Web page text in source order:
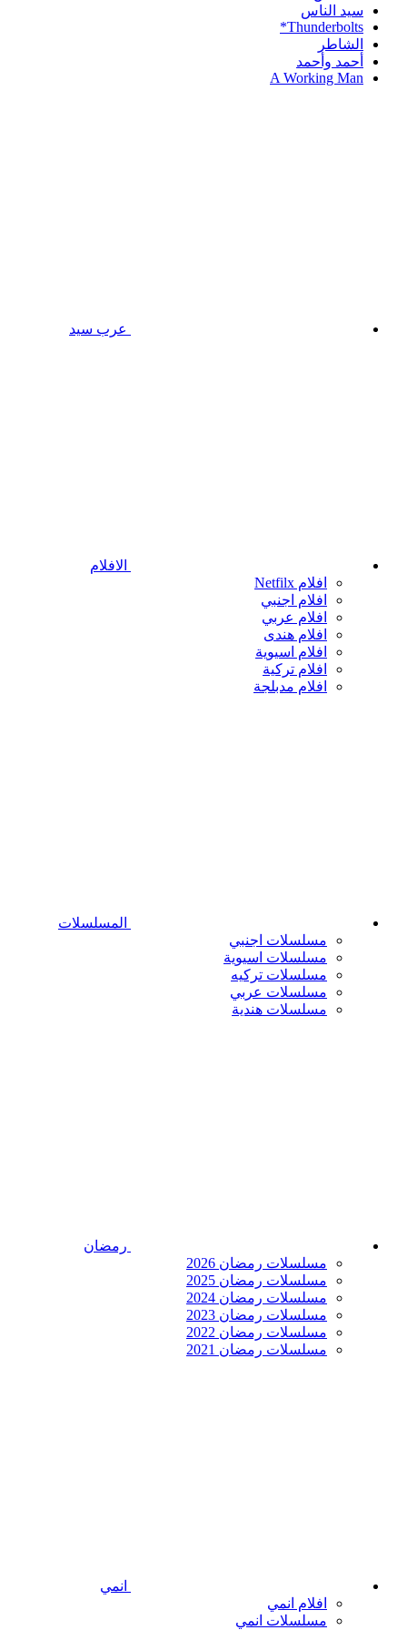
سيد الناس
Thunderbolts*
الشاطر
أحمد وأحمد
A Working Man
عرب سيد
الافلام
افلام Netfilx
افلام اجنبي
افلام عربي
افلام هندى
افلام اسيوية
افلام تركية
افلام مدبلجة
المسلسلات
مسلسلات اجنبي
مسلسلات اسيوية
مسلسلات تركيه
مسلسلات عربي
مسلسلات هندية
رمضان
مسلسلات رمضان 2026
مسلسلات رمضان 2025
مسلسلات رمضان 2024
مسلسلات رمضان 2023
مسلسلات رمضان 2022
مسلسلات رمضان 2021
انمي
افلام انمي
مسلسلات انمي